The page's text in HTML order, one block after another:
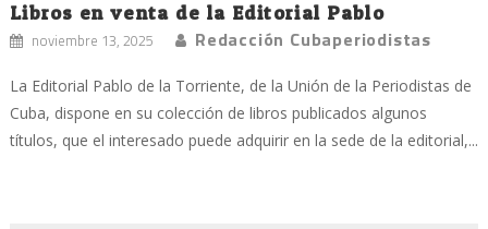
Libros en venta de la Editorial Pablo
noviembre 13, 2025 Redacción Cubaperiodistas
La Editorial Pablo de la Torriente, de la Unión de la Periodistas de
Cuba, dispone en su colección de libros publicados algunos
títulos, que el interesado puede adquirir en la sede de la editorial,...